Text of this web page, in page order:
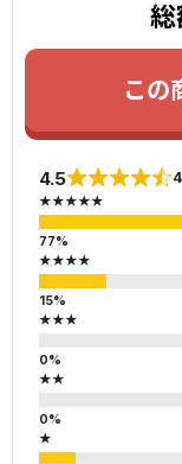
総
この
4.5
★★★★★
★★★★
★★★
★★
★